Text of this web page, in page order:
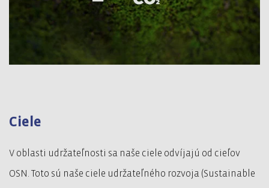
Ciele
V oblasti udržateľnosti sa naše ciele odvíjajú od cieľov
OSN. Toto sú naše ciele udržateľného rozvoja (Sustainable